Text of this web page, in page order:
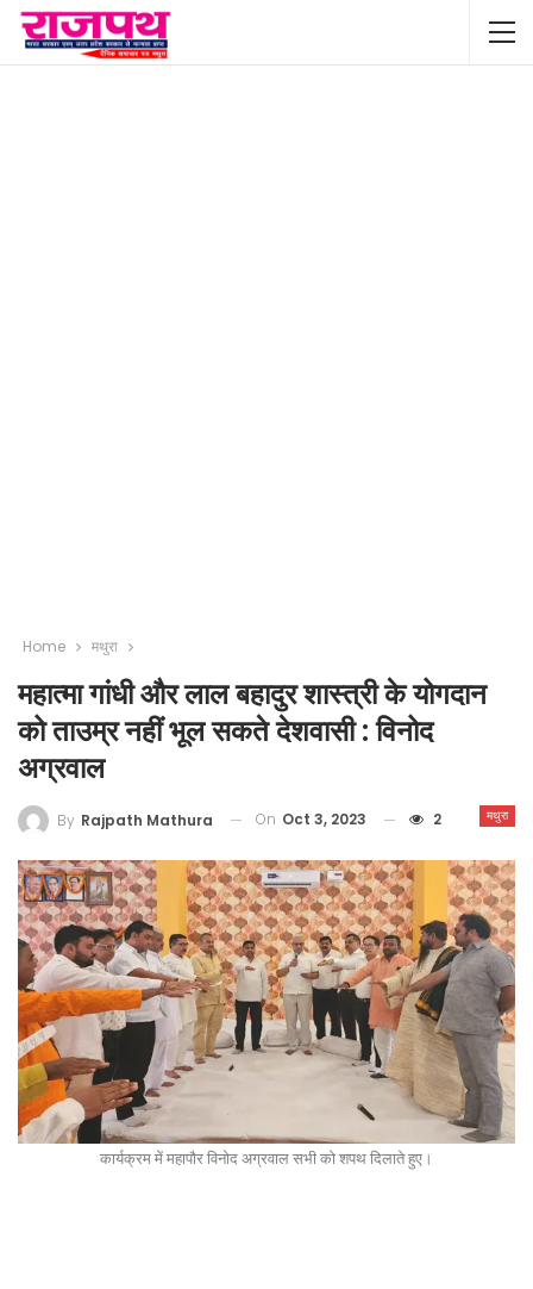
Home मथुरा
महात्मा गांधी और लाल बहादुर शास्त्री के योगदान
को ताउम्र नहीं भूल सकते देशवासी : विनोद
अग्रवाल
मथुरा
By Rajpath Mathura On Oct 3, 2023 2
कार्यक्रम में महापौर विनोद अग्रवाल सभी को शपथ दिलाते हुए।